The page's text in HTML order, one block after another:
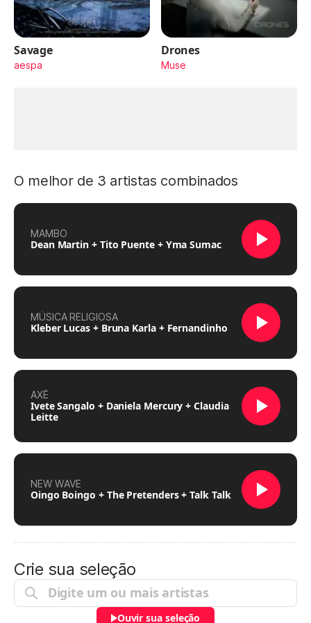
Savage
aespa
Drones
Muse
O melhor de 3 artistas combinados
MAMBO
Dean Martin + Tito Puente + Yma Sumac
MÚSICA RELIGIOSA
Kleber Lucas + Bruna Karla + Fernandinho
AXÉ
Ivete Sangalo + Daniela Mercury + Claudia
Leitte
NEW WAVE
Oingo Boingo + The Pretenders + Talk Talk
Crie sua seleção
Ouvir sua seleção